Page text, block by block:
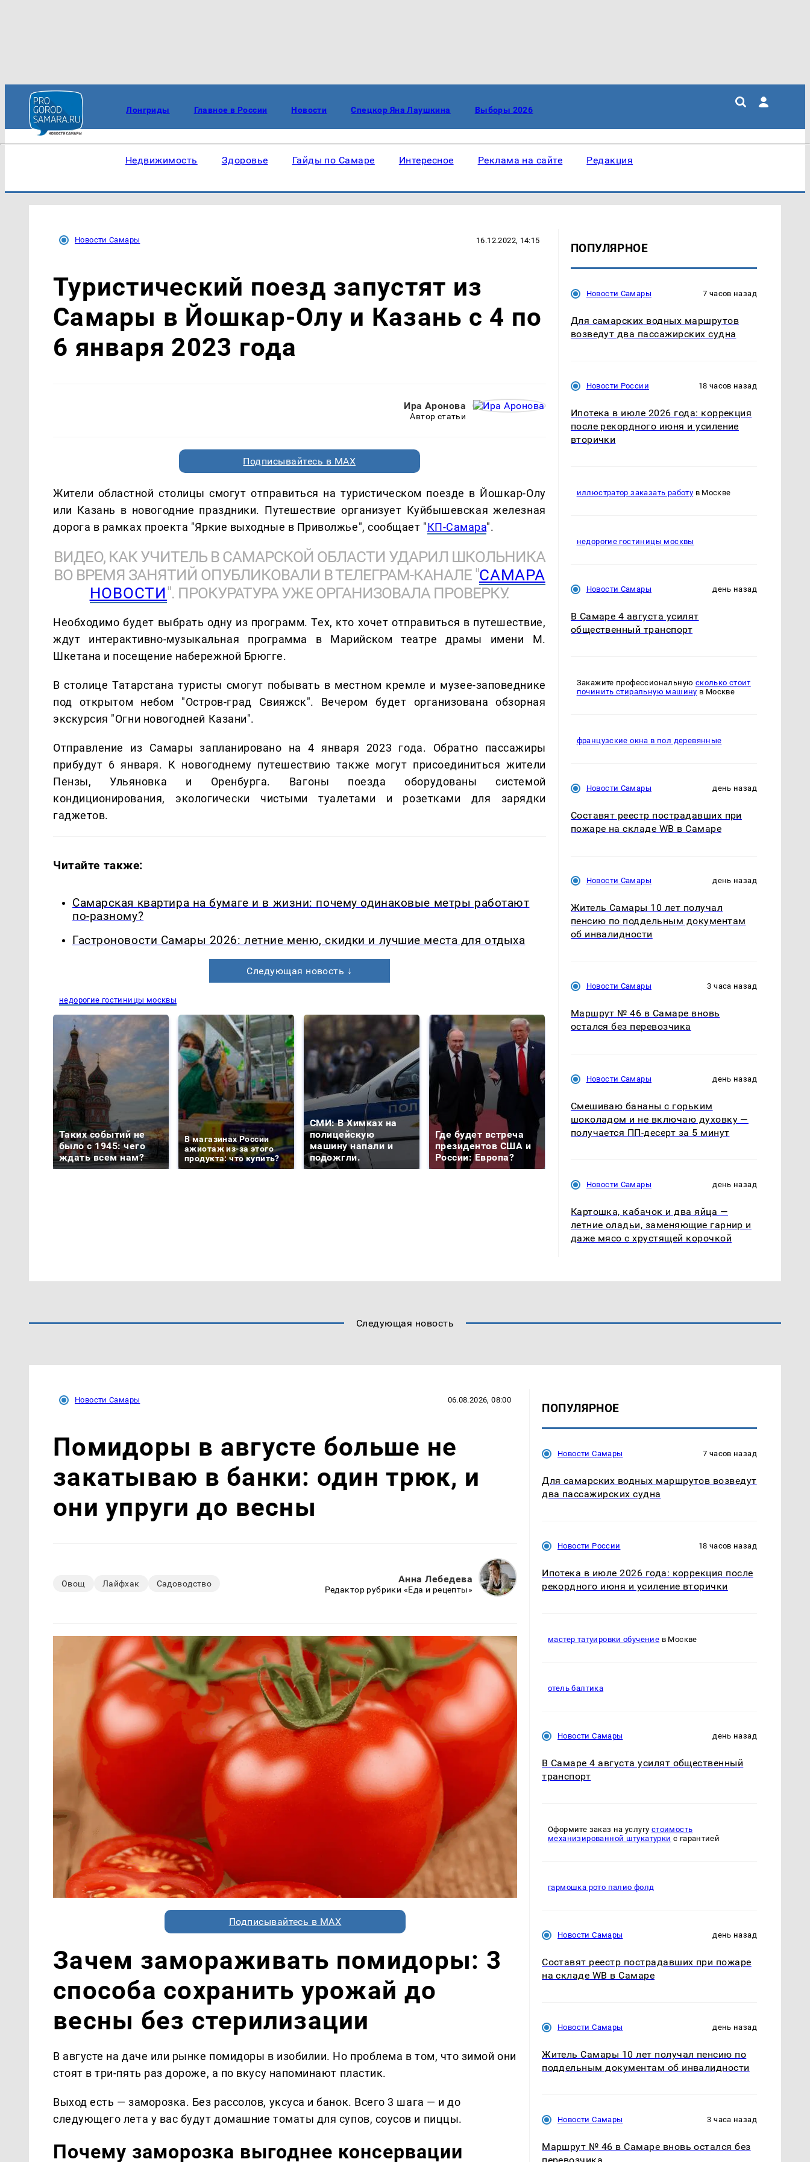
Лонгриды Главное в России Новости Спецкор Яна Лаушкина Выборы 2026
Недвижимость Здоровье Гайды по Самаре Интересное Реклама на сайте Редакция
Новости Самары 16.12.2022, 14:15
Туристический поезд запустят из
Самары в Йошкар-Олу и Казань с 4 по
6 января 2023 года
Ира Аронова
Автор статьи
Подписывайтесь в MAX
Жители областной столицы смогут отправиться на туристическом поезде в Йошкар-Олу
или Казань в новогодние праздники. Путешествие организует Куйбышевская железная
дорога в рамках проекта "Яркие выходные в Приволжье", сообщает "КП-Самара".
ВИДЕО, КАК УЧИТЕЛЬ В САМАРСКОЙ ОБЛАСТИ УДАРИЛ ШКОЛЬНИКА
ВО ВРЕМЯ ЗАНЯТИЙ ОПУБЛИКОВАЛИ В ТЕЛЕГРАМ-КАНАЛЕ "САМАРА
НОВОСТИ". ПРОКУРАТУРА УЖЕ ОРГАНИЗОВАЛА ПРОВЕРКУ.
Необходимо будет выбрать одну из программ. Тех, кто хочет отправиться в путешествие,
ждут интерактивно-музыкальная программа в Марийском театре драмы имени М.
Шкетана и посещение набережной Брюгге.
В столице Татарстана туристы смогут побывать в местном кремле и музее-заповеднике
под открытом небом "Остров-град Свияжск". Вечером будет организована обзорная
экскурсия "Огни новогодней Казани".
Отправление из Самары запланировано на 4 января 2023 года. Обратно пассажиры
прибудут 6 января. К новогоднему путешествию также могут присоединиться жители
Пензы, Ульяновка и Оренбурга. Вагоны поезда оборудованы системой
кондиционирования, экологически чистыми туалетами и розетками для зарядки
гаджетов.
Читайте также:
Самарская квартира на бумаге и в жизни: почему одинаковые метры работают
по-разному?
Гастроновости Самары 2026: летние меню, скидки и лучшие места для отдыха
Следующая новость ↓
недорогие гостиницы москвы
Таких событий не
было с 1945: чего
ждать всем нам?
В магазинах России
ажиотаж из-за этого
продукта: что купить?
СМИ: В Химках на
полицейскую
машину напали и
подожгли.
Где будет встреча
президентов США и
России: Европа?
На Урале из казны
Такую зиму в России
ПОПУЛЯРНОЕ
Новости Самары 7 часов назад
Для самарских водных маршрутов
возведут два пассажирских судна
Новости России 18 часов назад
Ипотека в июле 2026 года: коррекция
после рекордного июня и усиление
вторички
иллюстратор заказать работу в Москве
недорогие гостиницы москвы
Новости Самары день назад
В Самаре 4 августа усилят
общественный транспорт
Закажите профессиональную сколько стоит
починить стиральную машину в Москве
французские окна в пол деревянные
Новости Самары день назад
Составят реестр пострадавших при
пожаре на складе WB в Самаре
Новости Самары день назад
Житель Самары 10 лет получал
пенсию по поддельным документам
об инвалидности
Новости Самары 3 часа назад
Маршрут № 46 в Самаре вновь
остался без перевозчика
Новости Самары день назад
Смешиваю бананы с горьким
шоколадом и не включаю духовку —
получается ПП-десерт за 5 минут
Новости Самары день назад
Картошка, кабачок и два яйца —
летние оладьи, заменяющие гарнир и
даже мясо с хрустящей корочкой
Следующая новость
Новости Самары 06.08.2026, 08:00
Помидоры в августе больше не
закатываю в банки: один трюк, и
они упруги до весны
Овощ Лайфхак Садоводство Анна Лебедева
Редактор рубрики «Еда и рецепты»
Подписывайтесь в MAX
Зачем замораживать помидоры: 3
способа сохранить урожай до
весны без стерилизации
В августе на даче или рынке помидоры в изобилии. Но проблема в том, что зимой они
стоят в три-пять раз дороже, а по вкусу напоминают пластик.
Выход есть — заморозка. Без рассолов, уксуса и банок. Всего 3 шага — и до
следующего лета у вас будут домашние томаты для супов, соусов и пиццы.
Почему заморозка выгоднее консервации
ПОПУЛЯРНОЕ
Новости Самары 7 часов назад
Для самарских водных маршрутов возведут
два пассажирских судна
Новости России 18 часов назад
Ипотека в июле 2026 года: коррекция после
рекордного июня и усиление вторички
мастер татуировки обучение в Москве
отель балтика
Новости Самары день назад
В Самаре 4 августа усилят общественный
транспорт
Оформите заказ на услугу стоимость
механизированной штукатурки с гарантией
гармошка рото палио фолд
Новости Самары день назад
Составят реестр пострадавших при пожаре
на складе WB в Самаре
Новости Самары день назад
Житель Самары 10 лет получал пенсию по
поддельным документам об инвалидности
Новости Самары 3 часа назад
Маршрут № 46 в Самаре вновь остался без